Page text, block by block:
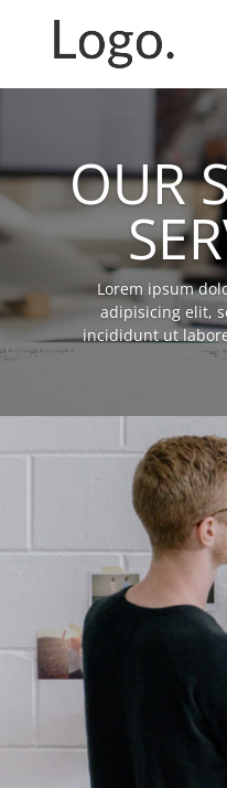
OUR
Lorem ipsum
adipisicing elit,
incididunt ut